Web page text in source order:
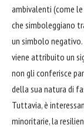
ambivalenti (come
che simboleggiano
un simbolo
viene attribuito un
non gli conferisce
della sua natura di
Tuttavia, è
minoritarie, la